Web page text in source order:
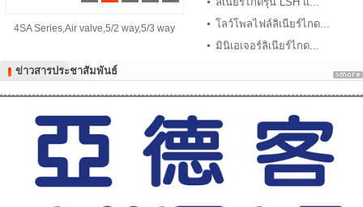
4SA Series,Air valve,5/2 way,5/3 way
โลว์โพลไฟล์ลิเนียร์ไกด...
มินิเอเจอร์ลิเนียร์ไกด...
ข่าวสารประชาสัมพันธ์
ข่าวสารประชาสัมพันธ์